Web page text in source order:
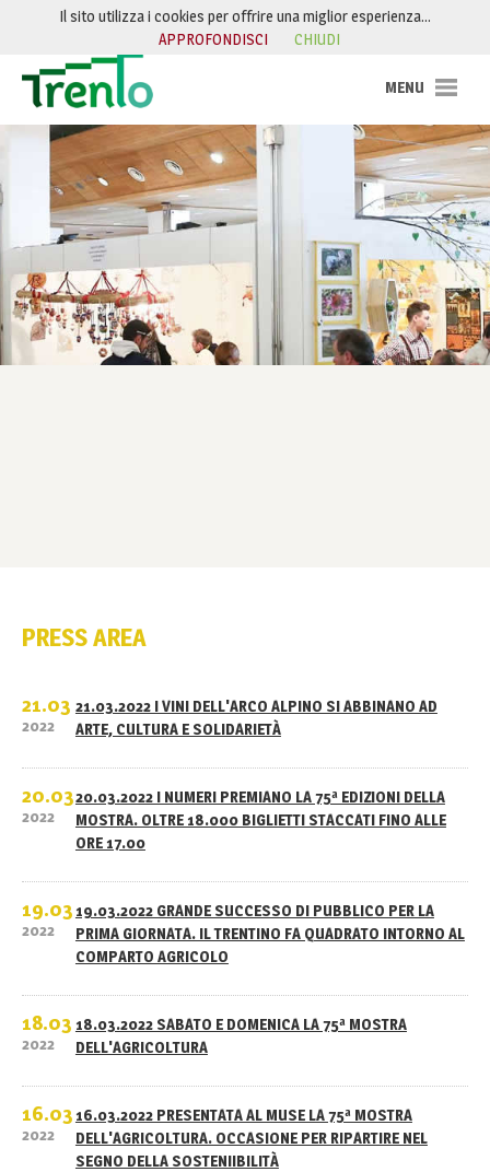
Salta al contenuto
PRESS AREA
21.03
2022
21.03.2022 I VINI DELL'ARCO ALPINO SI ABBINANO AD
ARTE, CULTURA E SOLIDARIETÀ
20.03
2022
20.03.2022 I NUMERI PREMIANO LA 75ª EDIZIONI DELLA
MOSTRA. OLTRE 18.000 BIGLIETTI STACCATI FINO ALLE
ORE 17.00
19.03
2022
19.03.2022 GRANDE SUCCESSO DI PUBBLICO PER LA
PRIMA GIORNATA. IL TRENTINO FA QUADRATO INTORNO AL
COMPARTO AGRICOLO
18.03
2022
18.03.2022 SABATO E DOMENICA LA 75ª MOSTRA
DELL'AGRICOLTURA
16.03
2022
16.03.2022 PRESENTATA AL MUSE LA 75ª MOSTRA
DELL'AGRICOLTURA. OCCASIONE PER RIPARTIRE NEL
SEGNO DELLA SOSTENIIBILITÀ
Il sito utilizza i cookies per offrire una miglior esperienza…
APPROFONDISCI
CHIUDI